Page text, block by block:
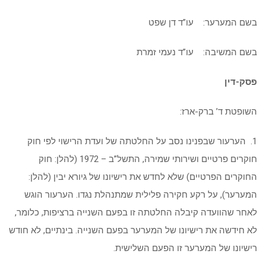
בשם המערער: עו”ד דן שפט
בשם המשיבה: עו”ד נעמי זמרת
פסק-דין
השופטת ד’ ברק-ארז:
1. הערעור שבפנינו נסב על החלטתה של ועדת הרישוי לפי חוק
חוקרים פרטיים ושירותי שמירה, התשל”ב – 1972 (להלן: חוק
החוקרים הפרטיים) שלא לחדש את רישיונו של גיורא יבין (להלן:
המערער), על רקע חקירה פלילית שמתנהלת נגדו. הערעור הוגש
לאחר שהוועדה קיבלה החלטתה זו בפעם השנייה ברציפות, כלומר,
לא חידשה את רישיונו של המערער בפעם השנייה. בינתיים, לא חודש
רישיונו של המערער זו הפעם השלישית.